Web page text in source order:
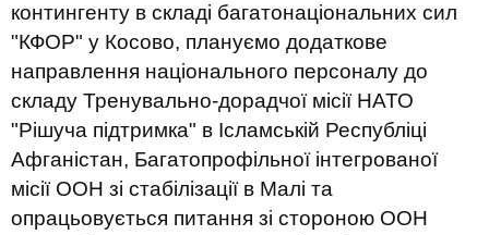
контингенту в складі багатонаціональних сил
"КФОР" у Косово, плануємо додаткове
направлення національного персоналу до
складу Тренувально-дорадчої місії НАТО
"Рішуча підтримка" в Ісламській Республіці
Афганістан, Багатопрофільної інтегрованої
місії ООН зі стабілізації в Малі та
опрацьовується питання зі стороною ООН